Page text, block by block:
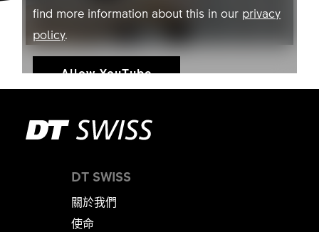
find more information about this in our privacy
policy.
Allow YouTube
DT SWISS
關於我們
使命